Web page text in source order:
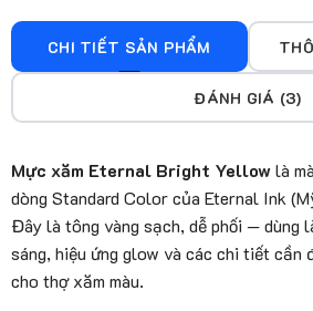
CHI TIẾT SẢN PHẨM
ĐÁNH GIÁ (3)
Mực xăm Eternal Bright Yellowlà
dòng Standard Color của Eternal Ink
Đây là tông vàng sạch, dễ phối — dùng
sáng, hiệu ứng glow và các chi tiết cần
cho thợ xăm màu.